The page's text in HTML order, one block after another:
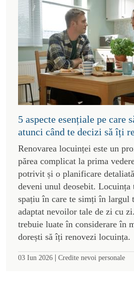
5 aspecte esențiale pe care
atunci când te decizi să îți
Renovarea locuinței este un
părea complicat la prima
potrivit și o planificare
deveni unul deosebit. Locuința
spațiu în care te simți în largul
adaptat nevoilor tale de zi cu
trebuie luate în considerare în
dorești să îți renovezi locuința.
03 Iun 2026 | Credite nevoi personale